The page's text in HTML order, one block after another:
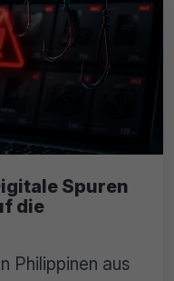
Spuren
die
Philippinen aus